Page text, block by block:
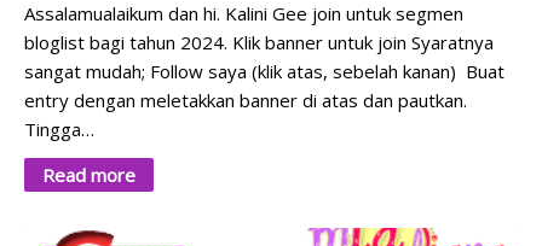
Assalamualaikum dan hi. Kalini Gee join untuk segmen
bloglist bagi tahun 2024. Klik banner untuk join Syaratnya
sangat mudah; Follow saya (klik atas, sebelah kanan) Buat
entry dengan meletakkan banner di atas dan pautkan.
Tingga…
Read more